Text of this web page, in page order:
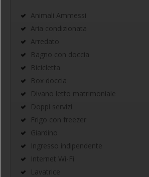
Animali Ammessi
Aria condizionata
Arredato
Bagno con doccia
Bicicletta
Box doccia
Divano letto matrimoniale
Doppi servizi
Frigo con freezer
Giardino
Ingresso indipendente
Internet Wi-Fi
Lavatrice